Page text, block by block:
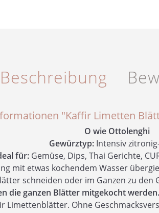
Beschreibung
"Kaffir Limetten
O wie Ottolenghi
Gewürztyp: Intensiv
für: Gemüse, Dips, Thai Gerichte,
mit etwas kochendem Wasser
schneiden oder im Ganzen zu den
die ganzen Blätter mitgekocht
Limettenblätter. Ohne